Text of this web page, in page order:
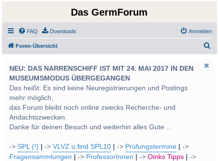
Das GermForum
FAQ Downloads Anmelden
Foren-Übersicht
NEU: DAS NARRENSCHIFF IST MIT 24. MAI 2017 IN DEN
MUSEUMSMODUS ÜBERGEGANGEN
Das heißt: Es sind keine Neuregistrierungen und Postings
mehr möglich,
das Forum bleibt noch online zwecks Recherche- und
Andachtszwecken.
Danke für deinen Besuch und weiterhin alles Gute ...
->SPL (!) ->VLVZ u:find SPL10 -> Prüfungstermine
->
Fragensammlungen
-> ProfessorInnen ->Oinks Tipps
->